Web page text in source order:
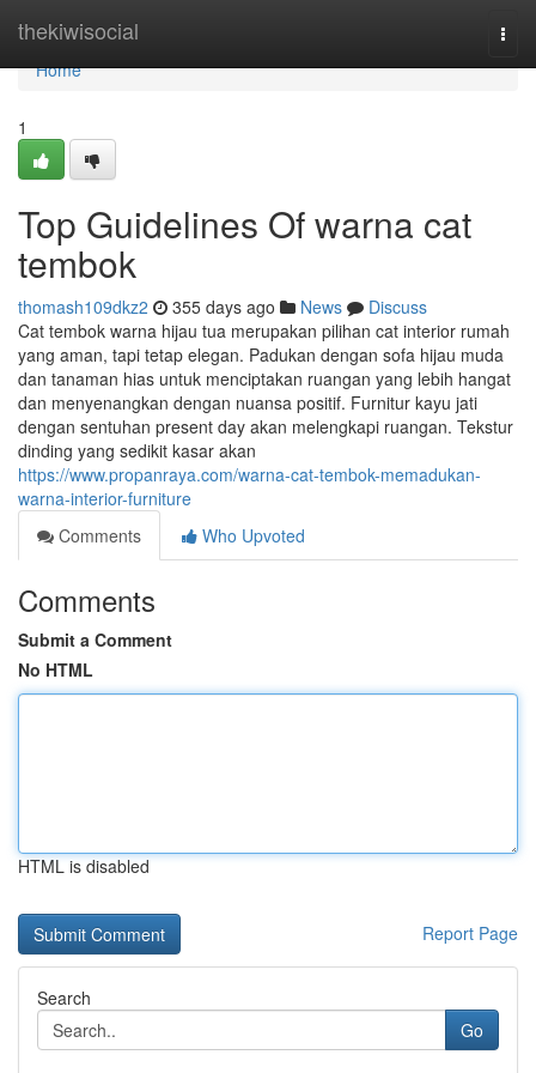
thekiwisocial
Home
Home
1
Top Guidelines Of warna cat
tembok
thomash109dkz2 355 days ago News
Discuss
Cat tembok warna hijau tua merupakan pilihan cat interior rumah
yang aman, tapi tetap elegan. Padukan dengan sofa hijau muda
dan tanaman hias untuk menciptakan ruangan yang lebih hangat
dan menyenangkan dengan nuansa positif. Furnitur kayu jati
dengan sentuhan present day akan melengkapi ruangan. Tekstur
dinding yang sedikit kasar akan
https://www.propanraya.com/warna-cat-tembok-memadukan-
warna-interior-furniture
Comments
Who Upvoted
Comments
Submit a Comment
No HTML
HTML is disabled
Report Page
Search
Go